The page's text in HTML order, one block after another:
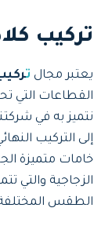
تركيب
يعتبر مجال تر
القطاعات التي
نتميز به في
إلى التركيب
خامات متميزة
الزجاجية والتي
الطقس